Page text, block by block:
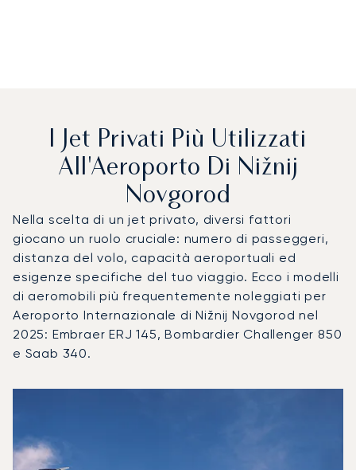
I Jet Privati Più Utilizzati
All'Aeroporto Di Nižnij
Novgorod
Nella scelta di un jet privato, diversi fattori
giocano un ruolo cruciale: numero di passeggeri,
distanza del volo, capacità aeroportuali ed
esigenze specifiche del tuo viaggio. Ecco i modelli
di aeromobili più frequentemente noleggiati per
Aeroporto Internazionale di Nižnij Novgorod nel
2025: Embraer ERJ 145, Bombardier Challenger 850
e Saab 340.
Autonomia (NM)